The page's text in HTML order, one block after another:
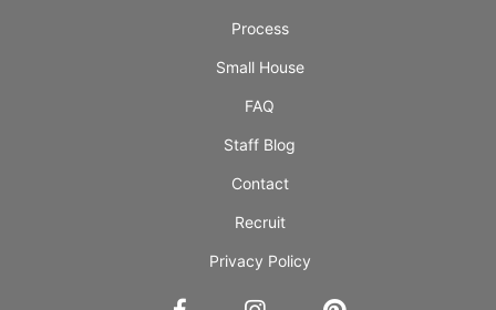
Process
Small House
FAQ
Staff Blog
Contact
Recruit
Privacy Policy